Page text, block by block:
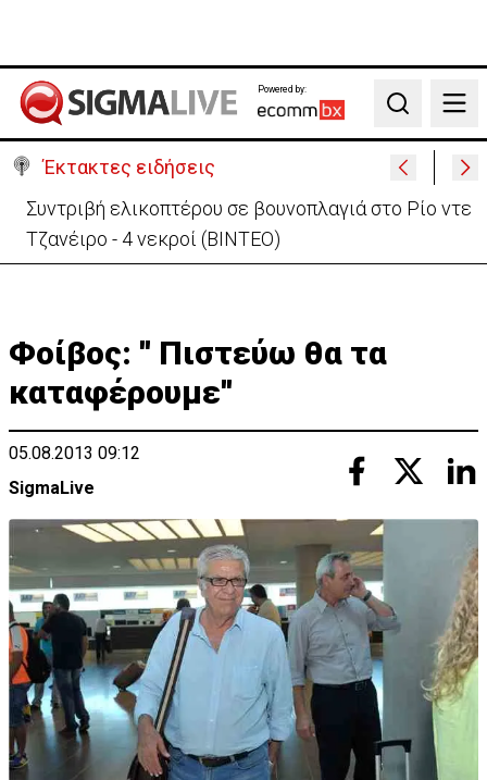
Powered by:
Search
Έκτακτες ειδήσεις
Σοβαρό τροχαίο με μοτοσικλέτα στη Λάρνακα – Σε
κρίσιμη κατάσταση 22χρονη
Φοίβος: '' Πιστεύω θα τα
καταφέρουμε''
05.08.2013 09:12
SigmaLive